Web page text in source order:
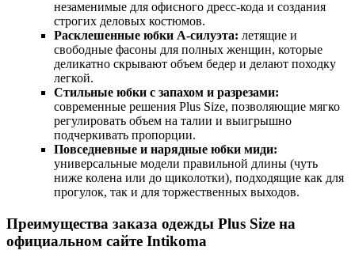
незаменимые для офисного дресс-кода и создания
строгих деловых костюмов.
Расклешенные юбки А-силуэта: летящие и
свободные фасоны для полных женщин, которые
деликатно скрывают объем бедер и делают походку
легкой.
Стильные юбки с запахом и разрезами:
современные решения Plus Size, позволяющие мягко
регулировать объем на талии и выигрышно
подчеркивать пропорции.
Повседневные и нарядные юбки миди:
универсальные модели правильной длины (чуть
ниже колена или до щиколотки), подходящие как для
прогулок, так и для торжественных выходов.
Преимущества заказа одежды Plus Size на
официальном сайте Intikoma